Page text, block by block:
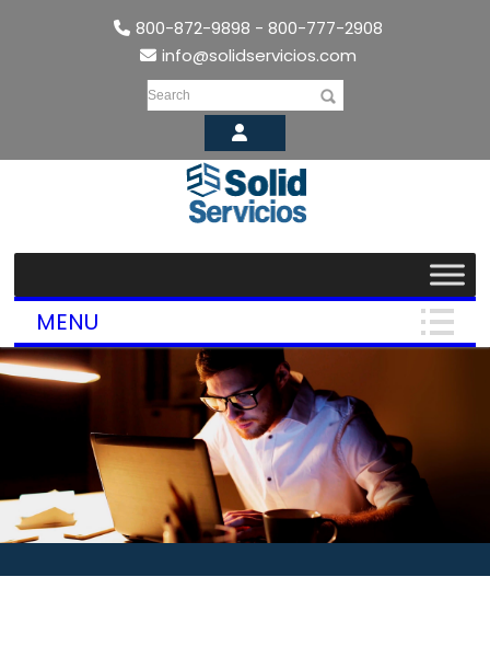
800-872-9898 - 800-777-2908
info@solidservicios.com
Search
MENU